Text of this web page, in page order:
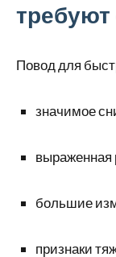
требуют
Повод для
значимое
выраженная
большие
признаки